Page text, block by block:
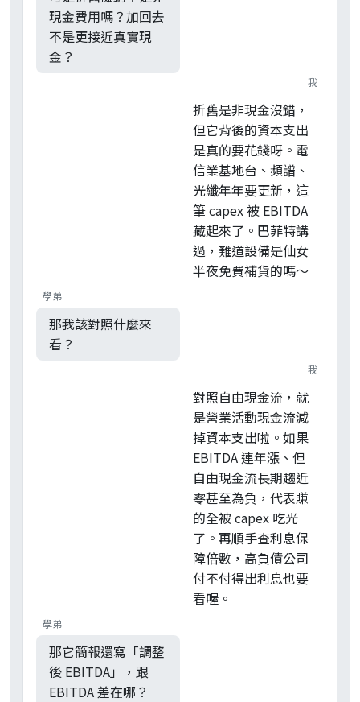
現金費用嗎？加回去
不是更接近真實現
金？
我
折舊是非現金沒錯，
但它背後的資本支出
是真的要花錢呀。電
信業基地台、頻譜、
光纖年年要更新，這
筆 capex 被 EBITDA
藏起來了。巴菲特講
過，難道設備是仙女
半夜免費補貨的嗎～
學弟
那我該對照什麼來
看？
我
對照自由現金流，就
是營業活動現金流減
掉資本支出啦。如果
EBITDA 連年漲、但
自由現金流長期趨近
零甚至為負，代表賺
的全被 capex 吃光
了。再順手查利息保
障倍數，高負債公司
付不付得出利息也要
看喔。
學弟
那它簡報還寫「調整
後 EBITDA」，跟
EBITDA 差在哪？